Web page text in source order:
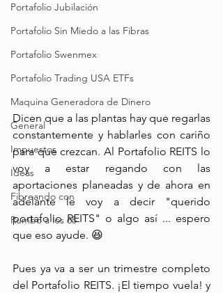
Portafolio Jubilación
Portafolio Sin Miedo a las Fibras
Portafolio Swenmex
Portafolio Trading USA ETFs
Maquina Generadora de Dinero
General
Impuestos
Ideas
Fibreando con
Rumbo a los 65
Dicen que a las plantas hay que regarlas
constantemente y hablarles con cariño
para que crezcan. Al Portafolio REITS lo
voy a estar regando con las
aportaciones planeadas y de ahora en
adelante le voy a decir "querido
portafolio REITS" o algo así ... espero
que eso ayude. 😆
Pues ya va a ser un trimestre completo
del Portafolio REITS. ¡El tiempo vuela! y